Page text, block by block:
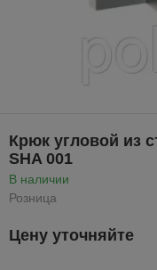
Крюк угловой из
SHA 001
В наличии
Розница
Цену уточняйте